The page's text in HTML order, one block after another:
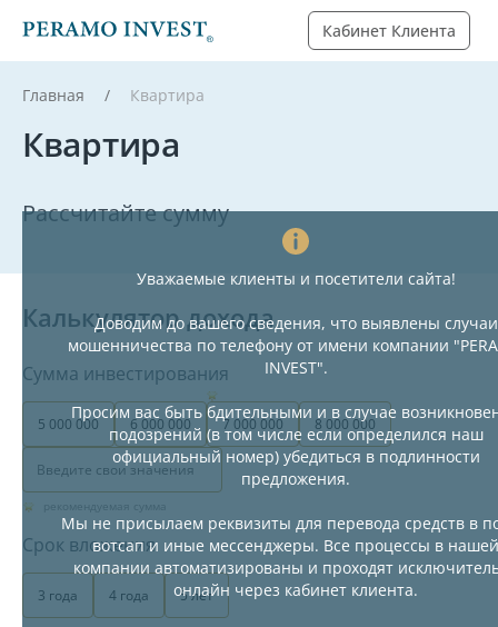
Кабинет Клиента
Главная Квартира
Квартира
Рассчитайте сумму
Калькулятор дохода
Сумма инвестирования
рекомендуемая сумма
5 000 000 6 000 000 7 000 000 8 000 000
Срок вложения
3 года 4 года 5 лет
Уважаемые клиенты и посетители сайта!
Доводим до вашего сведения, что выявлены случаи
мошенничества по телефону от имени компании
INVEST".
Просим вас быть бдительными и в случае
подозрений (в том числе если определился наш
официальный номер) убедиться в подлинности
предложения.
Мы не присылаем реквизиты для перевода средств в
вотсап и иные мессенджеры. Все процессы в нашей
компании автоматизированы и проходят
онлайн через кабинет клиента.